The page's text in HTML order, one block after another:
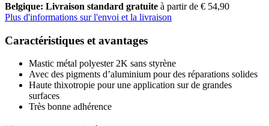
Belgique: Livraison standard gratuite à partir de € 54,90
Plus d'informations sur l'envoi et la livraison
Caractéristiques et avantages
Mastic métal polyester 2K sans styrène
Avec des pigments d’aluminium pour des réparations solides
Haute thixotropie pour une application sur de grandes
surfaces
Très bonne adhérence